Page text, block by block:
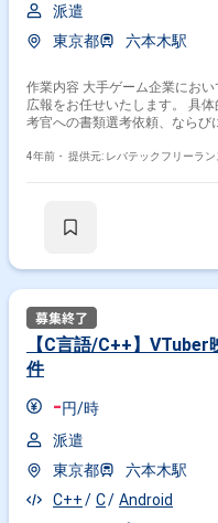
派遣
東京都
六本木駅
作業内容 大手ゲーム企業にお
広報をお任せいたします。 具体的には下記作業を想定しています。 ・選
考官への書類選考依頼、ならび
広報の実務補助 └社員インタビ
4年前・ 提供元: レバテックフリーラン
【C言語/C++】
件
-円/時
派遣
東京都
六本木駅
C++
C
Android